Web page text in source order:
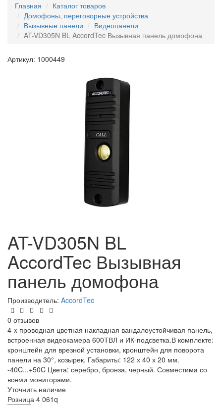
Главная
Каталог товаров
Домофоны, переговорные устройства
Вызывные панели
Видеопанели
AT-VD305N BL AccordTec Вызывная панель домофона
Артикул: 1000449
AT-VD305N BL
AccordTec Вызывная
панель домофона
Производитель: AccordTec
0 отзывов
4-x проводная цветная накладная вандалоустойчивая панель,
встроенная видеокамера 600ТВЛ и ИК-подсветка.В комплекте:
кронштейн для врезной установки, кронштейн для поворота
панели на 30°, козырек. Габариты: 122 х 40 х 20 мм.
-40C...+50C Цвета: серебро, бронза, черный. Совместима со
всеми мониторами.
Уточнить наличие
Розница 4 061q